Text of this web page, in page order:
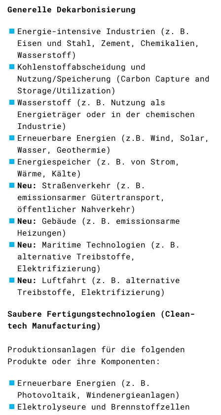
Generelle Dekarbonisierung
Energie-intensive Industrien (z. B.
Eisen und Stahl, Zement, Chemikalien,
Wasserstoff)
Kohlenstoffabscheidung und
Nutzung/Speicherung (Carbon Capture and
Storage/Utilization)
Wasserstoff (z. B. Nutzung als
Energieträger oder in der chemischen
Industrie)
Erneuerbare Energien (z.B. Wind, Solar,
Wasser, Geothermie)
Energiespeicher (z. B. von Strom,
Wärme, Kälte)
Neu: Straßenverkehr (z. B.
emissionsarmer Gütertransport,
öffentlicher Nahverkehr)
Neu: Gebäude (z. B. emissionsarme
Heizungen)
Neu: Maritime Technologien (z. B.
alternative Treibstoffe,
Elektrifizierung)
Neu: Luftfahrt (z. B. alternative
Treibstoffe, Elektrifizierung)
Saubere Fertigungstechnologien (Clean-
tech Manufacturing)
Produktionsanlagen für die folgenden
Produkte oder ihre Komponenten:
Erneuerbare Energien (z. B.
Photovoltaik, Windenergieanlagen)
Elektrolyseure und Brennstoffzellen